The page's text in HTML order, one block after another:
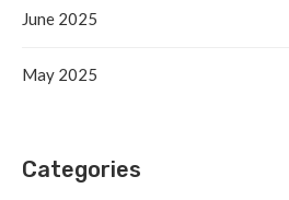
June 2025
May 2025
Categories